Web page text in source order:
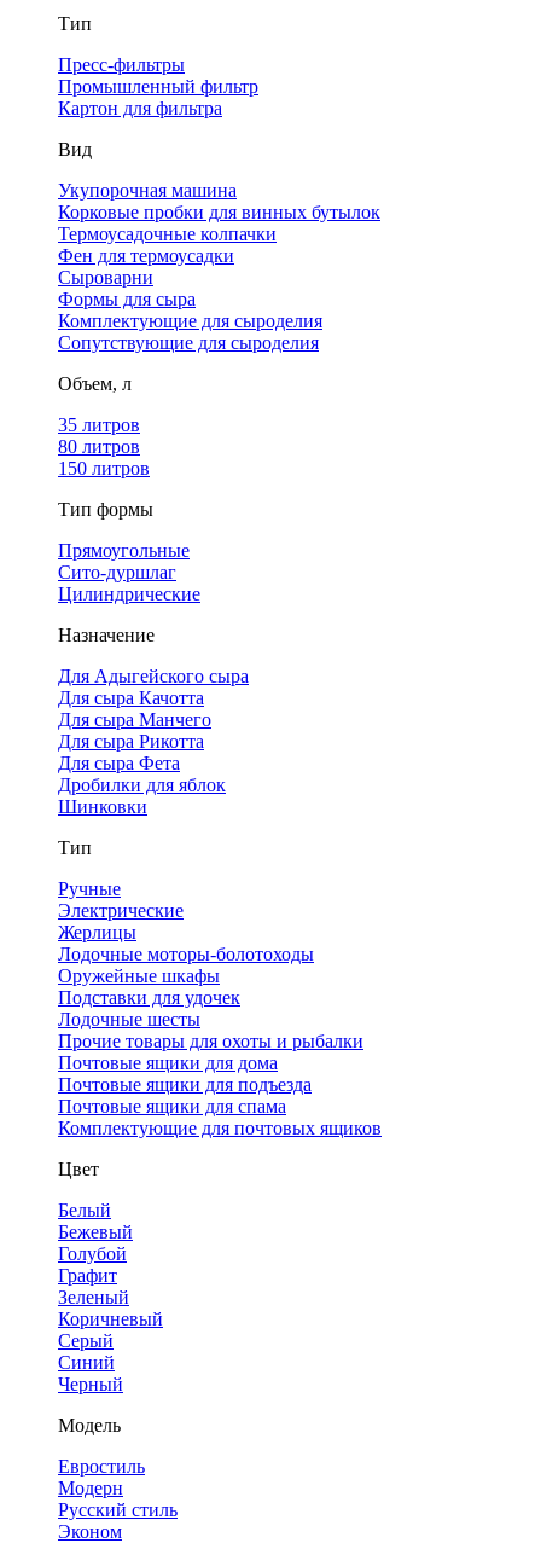
Тип
Пресс-фильтры
Промышленный фильтр
Картон для фильтра
Вид
Укупорочная машина
Корковые пробки для винных бутылок
Термоусадочные колпачки
Фен для термоусадки
Сыроварни
Формы для сыра
Комплектующие для сыроделия
Сопутствующие для сыроделия
Объем, л
35 литров
80 литров
150 литров
Тип формы
Прямоугольные
Сито-дуршлаг
Цилиндрические
Назначение
Для Адыгейского сыра
Для сыра Качотта
Для сыра Манчего
Для сыра Рикотта
Для сыра Фета
Дробилки для яблок
Шинковки
Тип
Ручные
Электрические
Жерлицы
Лодочные моторы-болотоходы
Оружейные шкафы
Подставки для удочек
Лодочные шесты
Прочие товары для охоты и рыбалки
Почтовые ящики для дома
Почтовые ящики для подъезда
Почтовые ящики для спама
Комплектующие для почтовых ящиков
Цвет
Белый
Бежевый
Голубой
Графит
Зеленый
Коричневый
Серый
Синий
Черный
Модель
Евростиль
Модерн
Русский стиль
Эконом